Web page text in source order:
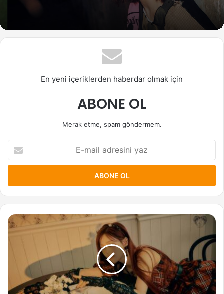
En yeni içeriklerden haberdar olmak için
ABONE OL
Merak etme, spam göndermem.
mail
adresini
Hyojung
(Oh
Hakkında
Bilinmesi
Gerekenler